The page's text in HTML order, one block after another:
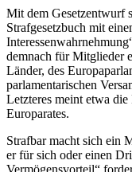
Mit dem Gesetzentwurf
Strafgesetzbuch mit
demnach für Mitglieder
Länder, des
parlamentarischen
Letzteres meint etwa die
Europarates.
Strafbar macht sich ein
er für sich oder einen